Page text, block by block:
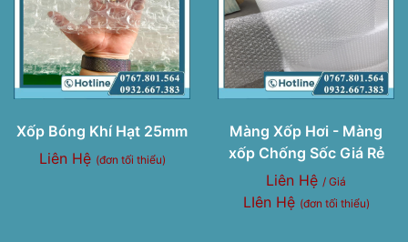
Xốp Bóng Khí Hạt 25mm
Liên Hệ (đơn tối thiểu)
Màng Xốp Hơi - Màng
xốp Chống Sốc Giá Rẻ
Liên Hệ / Giá
LIên Hệ (đơn tối thiểu)